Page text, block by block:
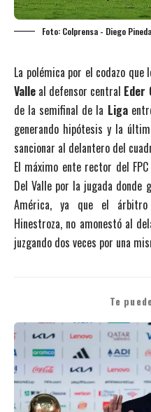
Foto: Colprensa - Diego Pineda
La polémica por el codazo
Valle al defensor central Eder
de la semifinal de la Liga
generando hipótesis y la
sancionar al delantero del
El máximo ente rector del
Del Valle por la jugada
América, ya que el árbitro
Hinestroza, no amonestó al
juzgando dos veces por una
Te